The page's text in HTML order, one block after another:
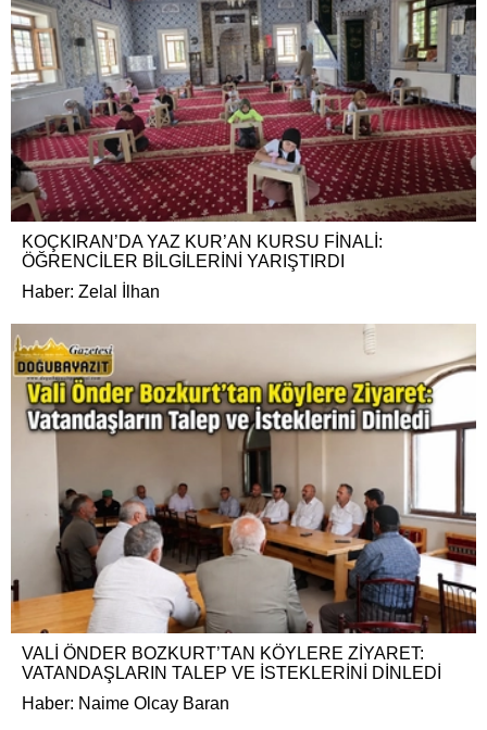
KOÇKIRAN’DA YAZ KUR’AN KURSU FİNALİ:
ÖĞRENCİLER BİLGİLERİNİ YARIŞTIRDI
Haber: Zelal İlhan
VALİ ÖNDER BOZKURT’TAN KÖYLERE ZİYARET:
VATANDAŞLARIN TALEP VE İSTEKLERİNİ DİNLEDİ
Haber: Naime Olcay Baran